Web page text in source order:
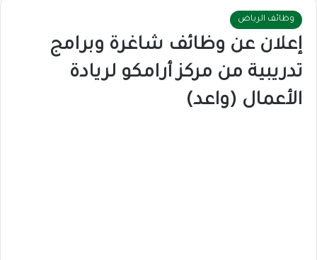
وظائف الرياض
إعلان عن وظائف شاغرة وبرامج
تدريبية من مركز أرامكو لريادة
الأعمال (واعد)